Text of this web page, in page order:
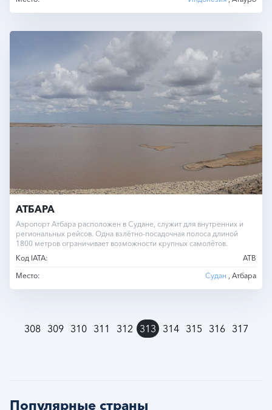
АТБАРА
Аэропорт Атбара расположен в Судане, служит для внутренних и
региональных рейсов. Одна взлётно-посадочная полоса длиной
1800 метров ограничивает возможности крупных самолётов.
Код IATA:
ATB
Место:
Судан , Атбара
308 309 310 311 312 313 314 315 316 317
Популярные страны